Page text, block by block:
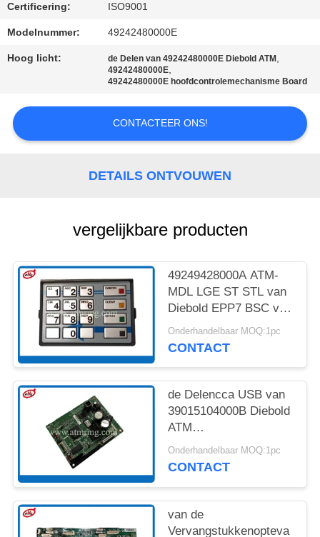
NIEUWS
VRAAG
OFFERTE
SITEMAP
PRIVACYBELEID
Certificering: ISO9001
Modelnummer: 49242480000E
Hoog licht: de Delen van 49242480000E Diebold ATM ,
49242480000E,
49242480000E hoofdcontrolemechanisme Board
CONTACTEER ONS!
DETAILS ONTVOUWEN
vergelijkbare producten
49249428000A ATM-
MDL LGE ST STL van
Diebold EPP7 BSC van
Vervangingsdelen
REACTOR OP HOGE
Onderhandelbaar MOQ:1pc
CONTACT
de Delencca USB van
39015104000B Diebold
ATM
Ontvangstbewijsprinter
Controller
Onderhandelbaar MOQ:1pc
CONTACT
van de
Vervangstukkenopteva